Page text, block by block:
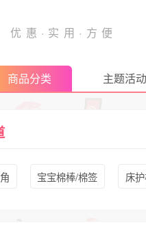
商品分类 主题活动
宝宝棉棒/棉签 床